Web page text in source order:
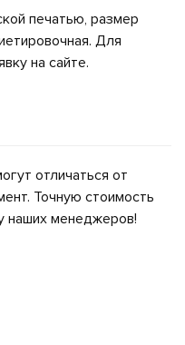
печатью, размер
Для
на сайте.
отличаться от
Точную стоимость
наших менеджеров!